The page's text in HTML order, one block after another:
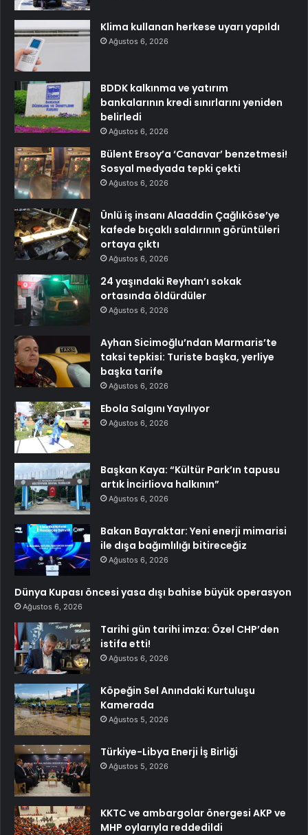
Klima kullanan herkese uyarı yapıldı
Ağustos 6, 2026
BDDK kalkınma ve yatırım
bankalarının kredi sınırlarını yeniden
belirledi
Ağustos 6, 2026
Bülent Ersoy’a ‘Canavar’ benzetmesi!
Sosyal medyada tepki çekti
Ağustos 6, 2026
Ünlü iş insanı Alaaddin Çağlıköse’ye
kafede bıçaklı saldırının görüntüleri
ortaya çıktı
Ağustos 6, 2026
24 yaşındaki Reyhan’ı sokak
ortasında öldürdüler
Ağustos 6, 2026
Ayhan Sicimoğlu’ndan Marmaris’te
taksi tepkisi: Turiste başka, yerliye
başka tarife
Ağustos 6, 2026
Ebola Salgını Yayılıyor
Ağustos 6, 2026
Başkan Kaya: “Kültür Park’ın tapusu
artık İncirliova halkının”
Ağustos 6, 2026
Bakan Bayraktar: Yeni enerji mimarisi
ile dışa bağımlılığı bitireceğiz
Ağustos 6, 2026
Dünya Kupası öncesi yasa dışı bahise büyük operasyon
Ağustos 6, 2026
Tarihi gün tarihi imza: Özel CHP’den
istifa etti!
Ağustos 6, 2026
Köpeğin Sel Anındaki Kurtuluşu
Kamerada
Ağustos 5, 2026
Türkiye-Libya Enerji İş Birliği
Ağustos 5, 2026
KKTC ve ambargolar önergesi AKP ve
MHP oylarıyla reddedildi